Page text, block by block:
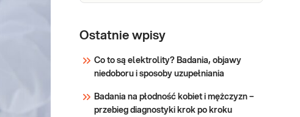
hormonu.
1
somatomedyna C. Oznaczenie
związanych z zaburzeniami
wydzielania hormonu wzrostu (GH),
w wykrywaniu jatrogennych
skutków chemioterapii i radioterapii
Sprawdź
Ostatnie wpisy
Co to są elektrolity? Badania, objawy
niedoboru i sposoby uzupełniania
Badania na płodność kobiet i mężczyzn –
przebieg diagnostyki krok po kroku